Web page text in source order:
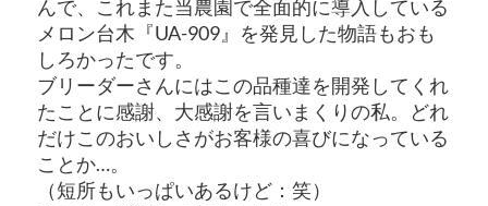
んで、これまた当農園で全面的に導入している
メロン台木『UA-909』を発見した物語もおも
しろかったです。
ブリーダーさんにはこの品種達を開発してくれ
たことに感謝、大感謝を言いまくりの私。どれ
だけこのおいしさがお客様の喜びになっている
ことか…。
（短所もいっぱいあるけど：笑）